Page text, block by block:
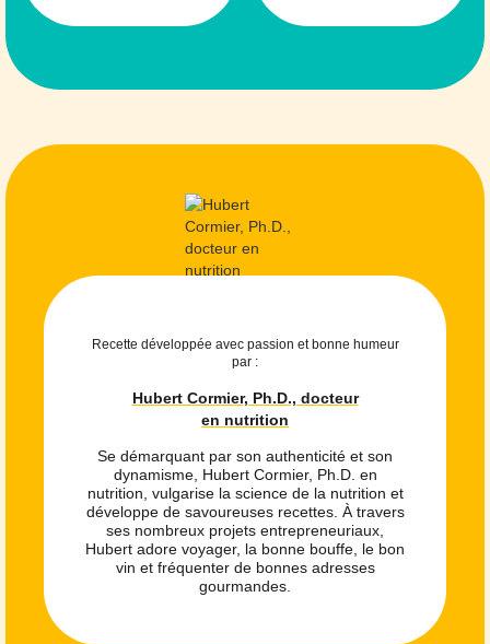
Recette développée avec passion et bonne humeur
par :
Hubert Cormier, Ph.D., docteur
en nutrition
Se démarquant par son authenticité et son
dynamisme, Hubert Cormier, Ph.D. en
nutrition, vulgarise la science de la nutrition et
développe de savoureuses recettes. À travers
ses nombreux projets entrepreneuriaux,
Hubert adore voyager, la bonne bouffe, le bon
vin et fréquenter de bonnes adresses
gourmandes.